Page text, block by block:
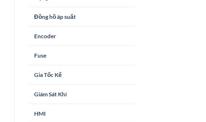
Đồng hồ áp suất
Encoder
Fuse
Gia Tốc Kế
Giám Sát Khí
HMI